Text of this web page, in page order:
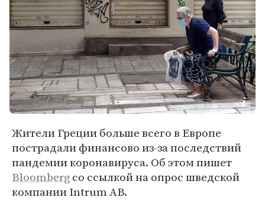
Жители Греции больше всего в Европе
пострадали финансово из-за последствий
пандемии коронавируса. Об этом пишет
Bloombergсо ссылкой на опрос шведской
компании Intrum AB.